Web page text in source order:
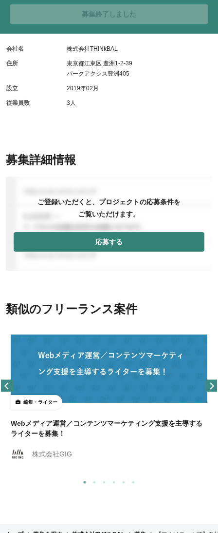
募集詳細情報
ご登録いただくと、プロジェクトの応募条件を
ご覧いただけます。
応募する
募集終了しました
会社名 株式会社THINkBAL
住所
東京都江東区 豊洲1-2-39
パークアクシス豊洲405
設立 2019年02月
従業員数 3人
類似のフリーランス案件
編集・ライター
Webメディア運営／コンテンツマーケティング支援を主導する
ライターを募集！
株式会社GIG